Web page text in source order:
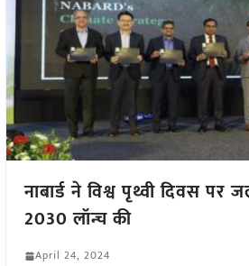
नाबार्ड ने विश्व पृथ्वी दिवस पर
2030 लॉन्च की
April 24, 2024